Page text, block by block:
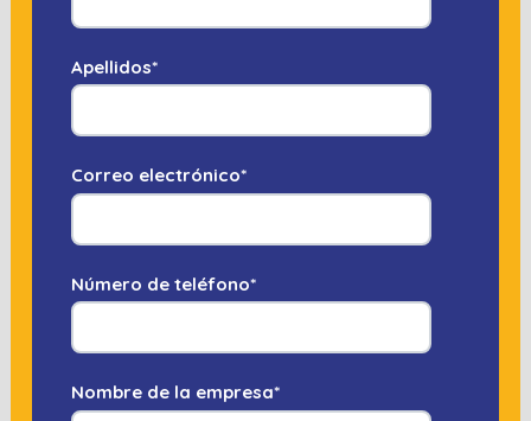
Apellidos*
Correo electrónico*
Número de teléfono*
Nombre de la empresa*